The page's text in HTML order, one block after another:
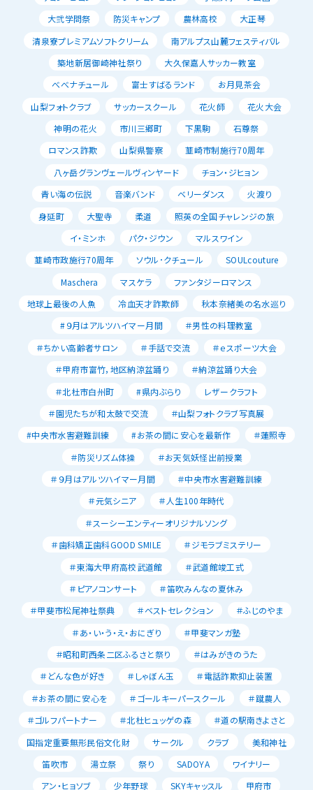
大弐学問祭
防災キャンプ 農林高校
大正琴
清泉寮プレミアムソフトクリーム
南アルプス山麓フェスティバル
築地新居御崎神社祭り
大久保嘉人サッカー教室
べべナチュール
富士すばるランド
お月見茶会
山梨フォトクラブ
サッカースクール 花火師
花火大会
神明の花火
市川三郷町 下黒駒
石尊祭
ロマンス詐欺
山梨県警察
韮崎市制施行70周年
八ヶ岳グランヴェールヴィンヤード
チョン・ジヒョン
青い海の伝説
音楽バンド ベリーダンス
火渡り
身延町
大聖寺 柔道
照英の全国チャレンジの旅
イ・ミンホ
パク・ジウン
マルスワイン
韮崎市政施行70周年
ソウル･クチュール
SOULcouture
Maschera
マスケラ
ファンタジーロマンス
地球上最後の人魚
冷血天才詐欺師
秋本奈緒美の名水巡り
#９月はアルツハイマー月間
＃男性の料理教室
＃ちかい高齢者サロン
＃手話で交流
＃ｅスポーツ大会
＃甲府市富竹，地区納涼盆踊り
＃納涼盆踊り大会
＃北杜市白州町
#県内ぶらり
レザークラフト
＃園児たちが和太鼓で交流
＃山梨フォトクラブ写真展
#中央市水害避難訓練
#お茶の間に安心を最新作
＃蓮照寺
＃防災リズム体操
＃お天気妖怪出前授業
＃９月はアルツハイマー月間
＃中央市水害避難訓練
＃元気シニア
＃人生100年時代
＃スーシーエンティーオリジナルソング
＃歯科矯正歯科GOOD SMILE
＃ジモラブミステリー
＃東海大甲府高校武道館
＃武道館竣工式
＃ピアノコンサート
＃笛吹みんなの夏休み
＃甲斐市松尾神社祭典
＃ベストセレクション
＃ふじのやま
＃あ・い・う・え・おにぎり
＃甲斐マンガ塾
＃昭和町西条二区ふるさと祭り
＃はみがきのうた
＃どんな色が好き
＃しゃぼん玉
＃電話詐欺抑止装置
＃お茶の間に安心を
＃ゴールキーパースクール
＃蹴農人
＃ゴルフパートナー
＃北杜ヒュッゲの森
＃道の駅南きよさと
国指定重要無形民俗文化財
サークル クラブ
美和神社
笛吹市
湯立祭 祭り SADOYA
ワイナリー
アン・ヒョソブ
少年野球 SKYキャッスル
甲府市